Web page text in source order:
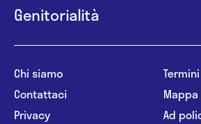
Genitorialità
Chi siamo
Contattaci
Privacy
Ad